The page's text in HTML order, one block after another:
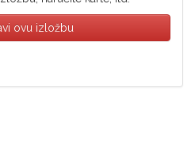
ovu izložbu